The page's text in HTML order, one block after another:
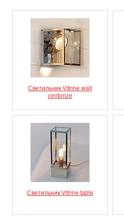
Светильник Vitrine wall
centonze
Светильник Vitrine table